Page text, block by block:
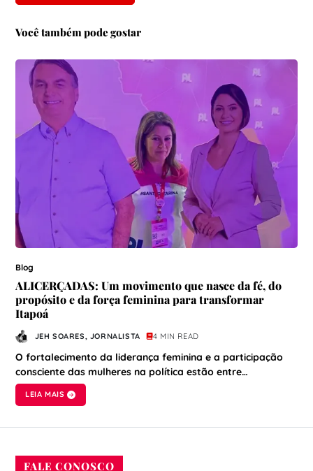
Você também pode gostar
Blog
ALICERÇADAS: Um movimento que nasce da fé, do
propósito e da força feminina para transformar
Itapoá
JEH SOARES, JORNALISTA 4 MIN READ
O fortalecimento da liderança feminina e a participação
consciente das mulheres na política estão entre…
LEIA MAIS
FALE CONOSCO